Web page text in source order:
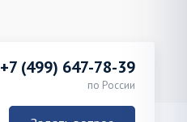
+7 (499) 647-78-39
по России